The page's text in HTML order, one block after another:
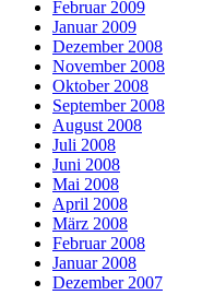
Februar 2009
Januar 2009
Dezember 2008
November 2008
Oktober 2008
September 2008
August 2008
Juli 2008
Juni 2008
Mai 2008
April 2008
März 2008
Februar 2008
Januar 2008
Dezember 2007